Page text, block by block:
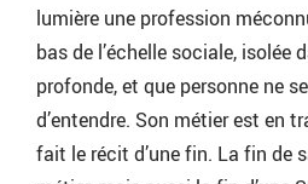
lumière une profession
bas de l’échelle sociale, isolée
profonde, et que personne ne
d’entendre. Son métier est en
fait le récit d’une fin. La fin de